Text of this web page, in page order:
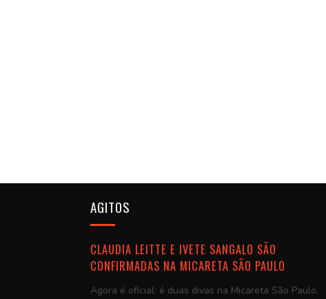
AGITOS
CLAUDIA LEITTE E IVETE SANGALO SÃO
CONFIRMADAS NA MICARETA SÃO PAULO
Agora é oficial: é duas divas na Micareta São Paulo.